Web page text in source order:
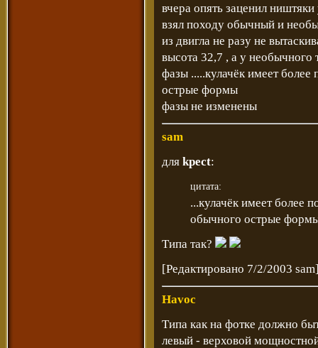
вчера опять заценил
взял походу обычный и
из двигла не разу не
высота 32,7 , а у необычного
фазы .....кулачёк имеет
острые формы
фазы не изменены
sam
для kpect:
цитата:
...кулачёк имеет более
обычного острые
Типа так?
[Редактировано 7/2/2003
Havoc
Типа как на фотке должно
левый - верховой